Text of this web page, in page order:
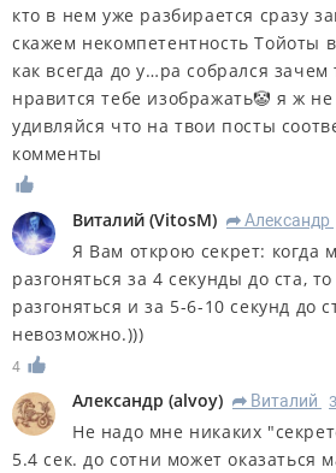
кто в нем уже разбирается сразу
скажем некомпетентность Тойоты
как всегда до у…ра собрался
нравится тебе изображать🤡 я ж
удивляйся что на твои посты
комменты
Виталий (VitosM) R Александр
Я Вам открою секрет: когда
разгоняться за 4 секунды до ста,
разгоняться и за 5-6-10 секунд до
невозможно.)))
4
Александр (alvoy) R Виталий
Не надо мне никаких
5.4 сек. до сотни может оказаться